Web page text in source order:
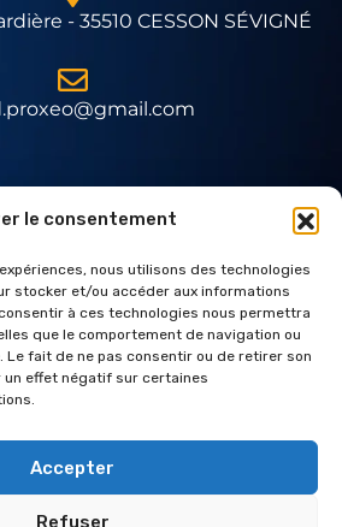
le consentement
nous utilisons des technologies
stocker et/ou accéder aux informations
à ces technologies nous permettra
que le comportement de navigation ou
Le fait de ne pas consentir ou de retirer son
effet négatif sur certaines
Accepter
Refuser
- 35510 CESSON SÉVIGNÉ
Expert Daitem